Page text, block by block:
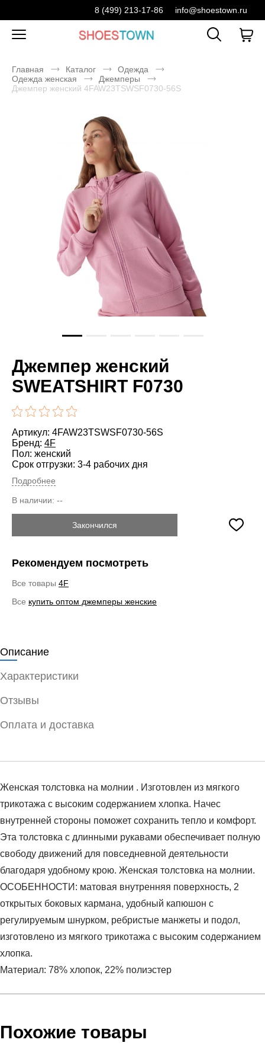
8 (499) 213-17-86 info@shoestown.ru
Главная Каталог
Одежда
Одежда женская
Джемперы
Джемпер женский 4FAW23TSWSF0730-56S
Джемпер женский
SWEATSHIRT F0730
Артикул: 4FAW23TSWSF0730-56S
Бренд: 4F
Пол: женский
Срок отгрузки: 3-4 рабочих дня
Подробнее
В наличии: --
Закончился
Рекомендуем посмотреть
Все товары 4F
Все купить оптом джемперы женские
Описание
Характеристики
Отзывы
Оплата и доставка
Женская толстовка на молнии . Изготовлен из мягкого
трикотажа с высоким содержанием хлопка. Начес
внутренней стороны поможет сохранить тепло и комфорт.
Эта толстовка с длинными рукавами обеспечивает полную
свободу движений для повседневной деятельности
благодаря удобному крою. Женская толстовка на молнии.
ОСОБЕННОСТИ: матовая внутренняя поверхность, 2
открытых боковых кармана, удобный капюшон с
регулируемым шнурком, ребристые манжеты и подол,
изготовлено из мягкого трикотажа с высоким содержанием
хлопка.
Материал: 78% хлопок, 22% полиэстер
Пол:женский
Инструкция по оплате есть в самом конце счета, который
Похожие товары